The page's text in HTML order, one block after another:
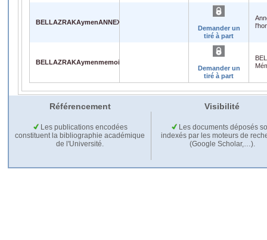
BELLAZRAKAymenANNEXE5Declarationsurlhonneurplagiat.pdf
Demander un
tiré à part
BELLAZRAKAymenmemoire5Gversionfinale.pdf
Demander un
tiré à part
Référencement Visibilité
Les publications encodées
constituent la bibliographie académique
de l'Université.
Les documents déposés
indexés par les moteurs de
(Google Scholar,…).